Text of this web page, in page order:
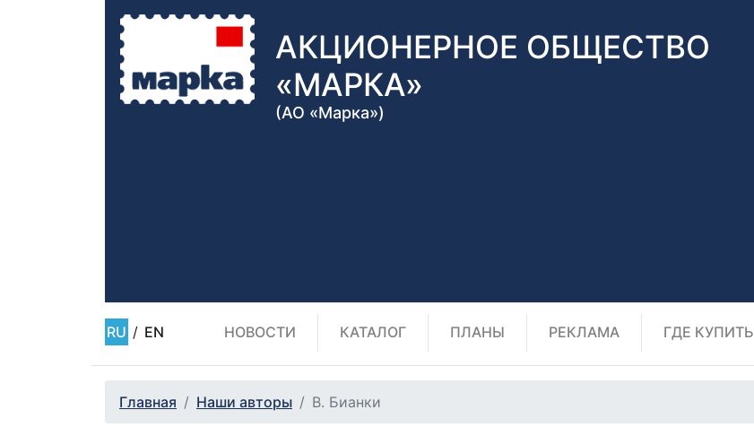
АКЦИОНЕРНОЕ ОБЩЕСТВО
«МАРКА»
(АО «Марка»)
RU / EN НОВОСТИ КАТАЛОГ ПЛАНЫ РЕКЛАМА ГДЕ КУПИТЬ
Главная Наши авторы В. Бианки